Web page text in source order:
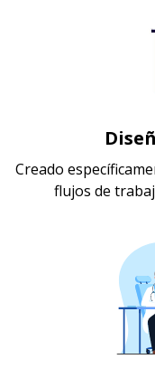
Creado
flujos de